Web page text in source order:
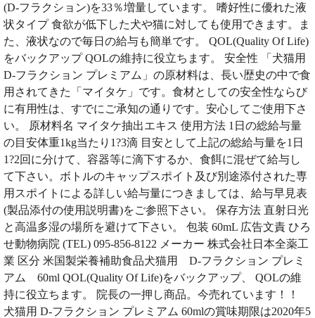
(D-フラクション)を33％増量しています。 嗜好性に優れた液
状タイプ 食欲が低下した犬や猫に対しても使用できます。ま
た、液状なので毎日の給与も簡単です。 QOL(Quality Of Life)
をバックアップ QOLの維持に役立ちます。 安全性 「犬猫用
D-フラクション プレミアム」の原材料は、長い歴史の中で食
用されてきた「マイタケ」です。食材としての安全性ならび
に有用性は、すでにご承知の通りです。安心してご使用下さ
い。 原材料名 マイタケ抽出エキス 使用方法 1日の総給与量
の目安体重1kg当たり1?3滴 目安として上記の総給与量を1日
1?2回に分けて、容器等に滴下するか、食餌に混ぜて給与し
て下さい。ボトルのキャップスポイト及び別途添付された専
用スポイトによる詳しい給与量につきましては、給与早見表
(製品添付の使用説明書)をご参照下さい。 保存方法 直射日光
と高温多湿の場所を避けて下さい。 包装 60mL 広告文責 ひろ
せ動物病院 (TEL) 095-856-8122 メーカー 株式会社日本全薬工
業 区分 米国製栄養補助食品犬猫用 D-フラクション プレミ
アム 60ml QOL(Quality Of Life)をバックアップ、 QOLの維
持に役立ちます。 院長の一押し商品。今売れています！！
犬猫用 D-フラクション プレミアム 60mlの賞味期限は2020年5